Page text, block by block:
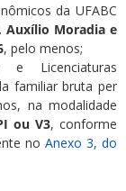
da UFABC
Auxílio Moradia e
, pelo menos;
Licenciaturas
familiar bruta per
na modalidade
ou V3, conforme
no Anexo 3, do